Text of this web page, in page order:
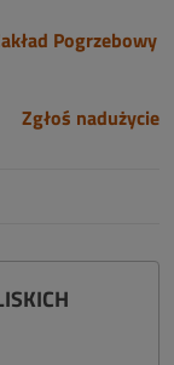
Pogrzebowy
Zgłoś nadużycie